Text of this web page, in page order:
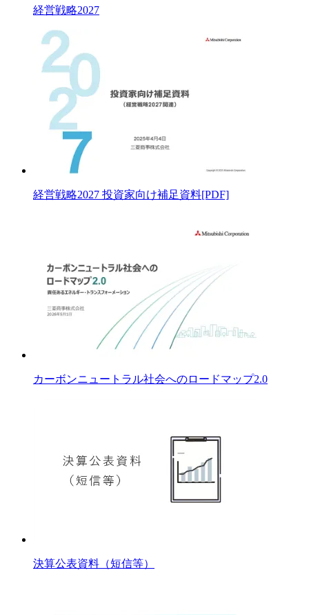
経営戦略2027
経営戦略2027 投資家向け補足資料[PDF]
カーボンニュートラル社会へのロードマップ2.0
決算公表資料（短信等）